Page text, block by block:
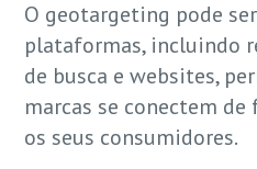
O geotargeting pode
plataformas, incluindo
de busca e websites,
marcas se conectem
os seus consumidores.